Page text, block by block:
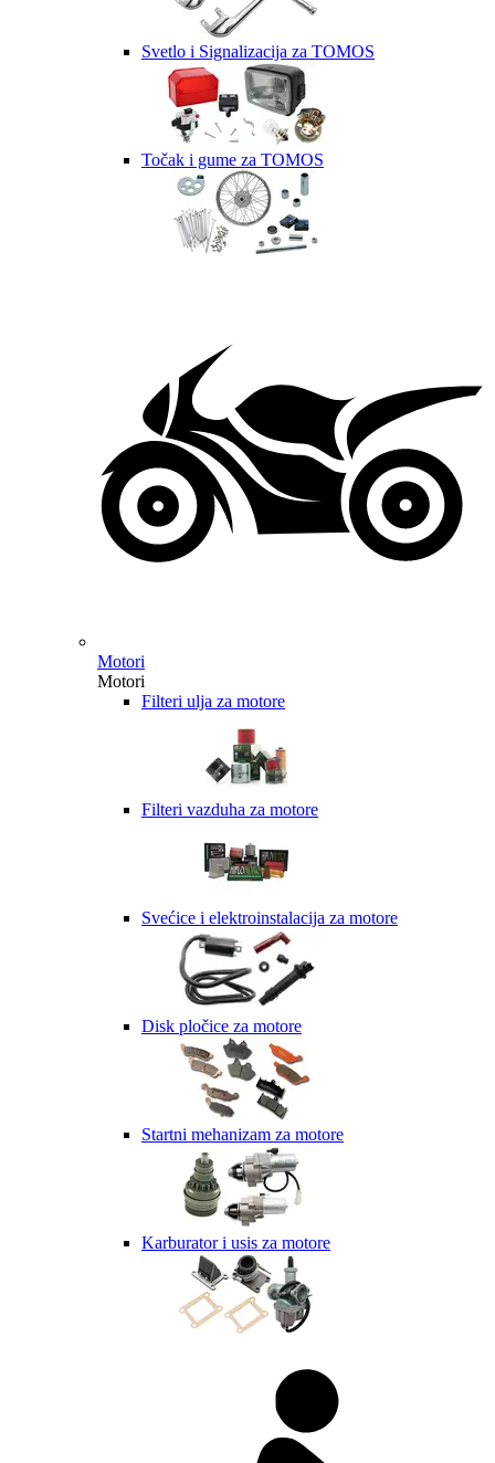
Svetlo i Signalizacija za TOMOS
Točak i gume za TOMOS
Motori
Motori
Filteri ulja za motore
Filteri vazduha za motore
Svećice i elektroinstalacija za motore
Disk pločice za motore
Startni mehanizam za motore
Karburator i usis za motore